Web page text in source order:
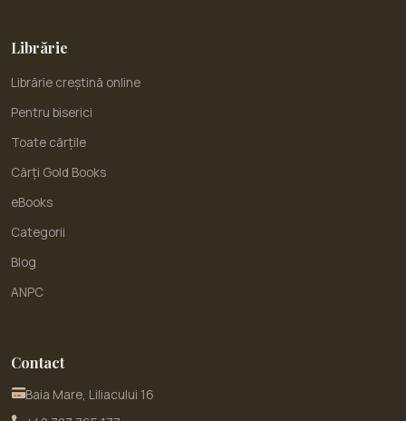
Librărie
Librărie creștină online
Pentru biserici
Toate cărțile
Cărți Gold Books
eBooks
Categorii
Blog
ANPC
Contact
Baia Mare, Liliacului 16